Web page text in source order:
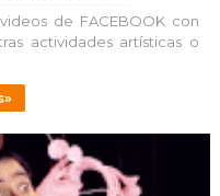
de FACEBOOK con
actividades artísticas o